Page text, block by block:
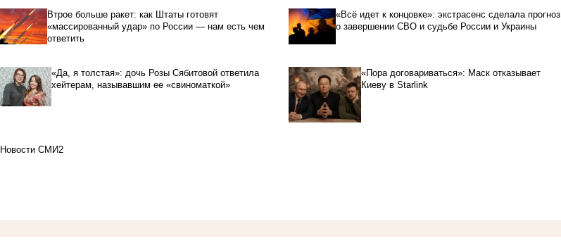
Втрое больше ракет: как Штаты готовят
«массированный удар» по России — нам есть чем
ответить
«Всё идет к концовке»: экстрасенс сделала прогноз
о завершении СВО и судьбе России и Украины
«Да, я толстая»: дочь Розы Сябитовой ответила
хейтерам, называвшим ее «свиноматкой»
«Пора договариваться»: Маск отказывает
Киеву в Starlink
Новости СМИ2